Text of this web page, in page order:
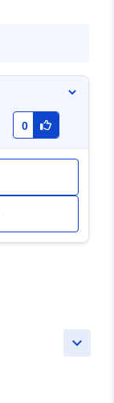
0
keyboard_arrow_down